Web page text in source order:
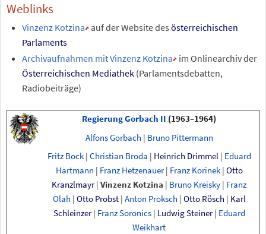
Weblinks
Vinzenz Kotzina auf der Website des österreichischen
Parlaments
Archivaufnahmen mit Vinzenz Kotzina im Onlinearchiv der
Österreichischen Mediathek(Parlamentsdebatten,
Radiobeiträge)
Regierung Gorbach II (1963–1964)
Alfons Gorbach | Bruno Pittermann
Fritz Bock | Christian Broda | Heinrich Drimmel | Eduard
Hartmann | Franz Hetzenauer | Franz Korinek | Otto
Kranzlmayr | Vinzenz Kotzina | Bruno Kreisky | Franz
Olah | Otto Probst | Anton Proksch | Otto Rösch | Karl
Schleinzer | Franz Soronics | Ludwig Steiner | Eduard
Weikhart